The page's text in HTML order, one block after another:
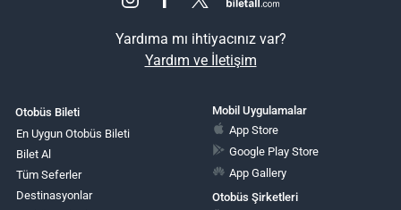
Yardıma mı ihtiyacınız var?
Yardım ve İletişim
Otobüs Bileti
En Uygun Otobüs Bileti
Bilet Al
Tüm Seferler
Destinasyonlar
Mobil Uygulamalar
App Store
Google Play Store
App Gallery
Otobüs Şirketleri